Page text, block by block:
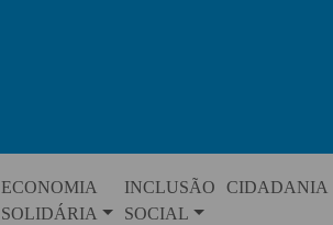
ECONOMIA
SOLIDÁRIA
INCLUSÃO
SOCIAL
CIDADANIA